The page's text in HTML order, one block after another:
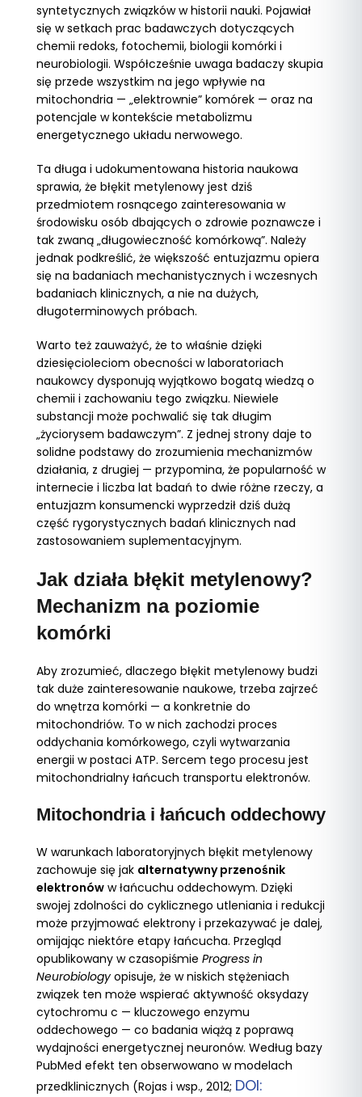
syntetycznych związków w historii nauki. Pojawiał
się w setkach prac badawczych dotyczących
chemii redoks, fotochemii, biologii komórki i
neurobiologii. Współcześnie uwaga badaczy skupia
się przede wszystkim na jego wpływie na
mitochondria — „elektrownie” komórek — oraz na
potencjale w kontekście metabolizmu
energetycznego układu nerwowego.
Ta długa i udokumentowana historia naukowa
sprawia, że błękit metylenowy jest dziś
przedmiotem rosnącego zainteresowania w
środowisku osób dbających o zdrowie poznawcze i
tak zwaną „długowieczność komórkową”. Należy
jednak podkreślić, że większość entuzjazmu opiera
się na badaniach mechanistycznych i wczesnych
badaniach klinicznych, a nie na dużych,
długoterminowych próbach.
Warto też zauważyć, że to właśnie dzięki
dziesięcioleciom obecności w laboratoriach
naukowcy dysponują wyjątkowo bogatą wiedzą o
chemii i zachowaniu tego związku. Niewiele
substancji może pochwalić się tak długim
„życiorysem badawczym”. Z jednej strony daje to
solidne podstawy do zrozumienia mechanizmów
działania, z drugiej — przypomina, że popularność w
internecie i liczba lat badań to dwie różne rzeczy, a
entuzjazm konsumencki wyprzedził dziś dużą
część rygorystycznych badań klinicznych nad
zastosowaniem suplementacyjnym.
Jak działa błękit metylenowy?
Mechanizm na poziomie
komórki
Aby zrozumieć, dlaczego błękit metylenowy budzi
tak duże zainteresowanie naukowe, trzeba zajrzeć
do wnętrza komórki — a konkretnie do
mitochondriów. To w nich zachodzi proces
oddychania komórkowego, czyli wytwarzania
energii w postaci ATP. Sercem tego procesu jest
mitochondrialny łańcuch transportu elektronów.
Mitochondria i łańcuch oddechowy
W warunkach laboratoryjnych błękit metylenowy
zachowuje się jak alternatywny przenośnik
elektronów w łańcuchu oddechowym. Dzięki
swojej zdolności do cyklicznego utleniania i redukcji
może przyjmować elektrony i przekazywać je dalej,
omijając niektóre etapy łańcucha. Przegląd
opublikowany w czasopiśmie Progress in
Neurobiologyopisuje, że w niskich stężeniach
związek ten może wspierać aktywność oksydazy
cytochromu c — kluczowego enzymu
oddechowego — co badania wiążą z poprawą
wydajności energetycznej neuronów. Według bazy
PubMed efekt ten obserwowano w modelach
przedklinicznych (Rojas i wsp., 2012; DOI: